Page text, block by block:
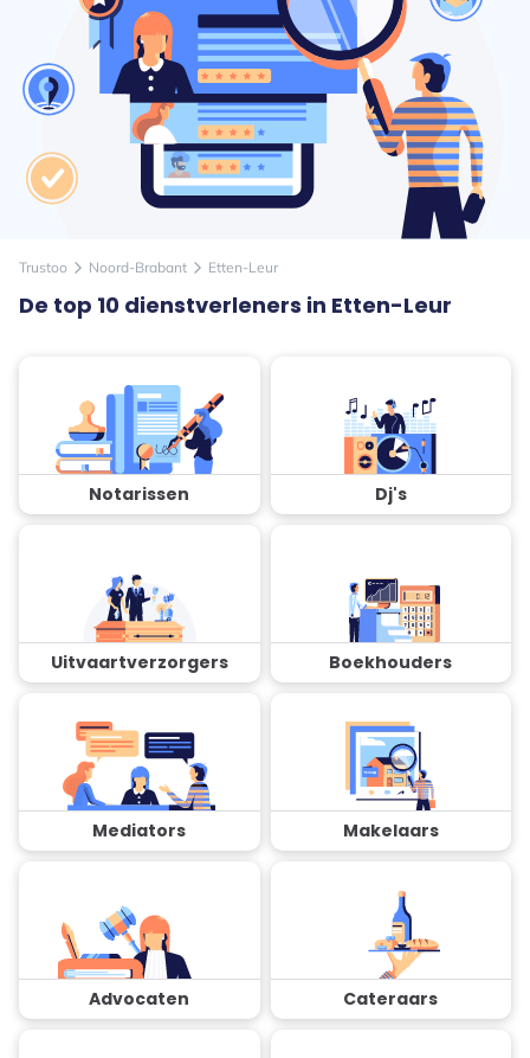
Trustoo arrow_forward_ios Noord-Brabant arrow_forward_ios Etten-Leur
De top 10 dienstverleners in Etten-Leur
Notarissen Dj's
Uitvaartverzorgers Boekhouders
Mediators Makelaars
Advocaten Cateraars